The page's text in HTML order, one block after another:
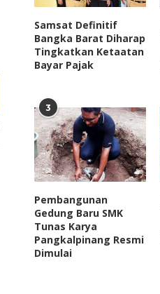
Samsat Definitif
Bangka Barat Diharap
Tingkatkan Ketaatan
Bayar Pajak
3
Pembangunan
Gedung Baru SMK
Tunas Karya
Pangkalpinang Resmi
Dimulai